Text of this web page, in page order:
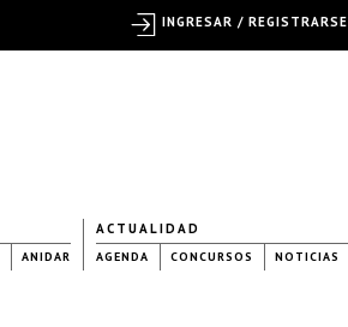
ANIDAR
ACTUALIDAD
AGENDA CONCURSOS NOTICIAS
INGRESAR / REGISTRARSE